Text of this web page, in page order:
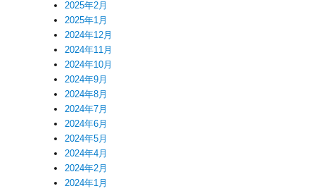
2025年2月
2025年1月
2024年12月
2024年11月
2024年10月
2024年9月
2024年8月
2024年7月
2024年6月
2024年5月
2024年4月
2024年2月
2024年1月